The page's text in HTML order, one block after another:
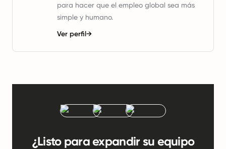
para hacer que el empleo global sea más
simple y humano.
Ver perfil→
¿Listo para expandir su equipo